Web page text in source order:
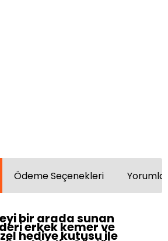
Ödeme Seçenekleri
bir arada sunan
erkek kemer ve
hediye kutusu ile